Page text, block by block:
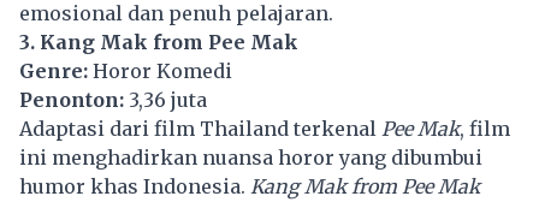
emosional dan penuh pelajaran.
3. Kang Mak from Pee Mak
Genre: Horor Komedi
Penonton: 3,36 juta
Adaptasi dari film Thailand terkenal Pee Mak, film
ini menghadirkan nuansa horor yang dibumbui
humor khas Indonesia. Kang Mak from Pee Mak